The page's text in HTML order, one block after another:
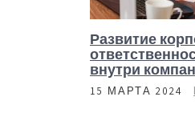
Развитие
внутри
15 МАРТА 2024